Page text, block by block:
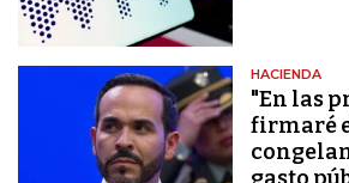
HACIENDA
"En las
firmaré